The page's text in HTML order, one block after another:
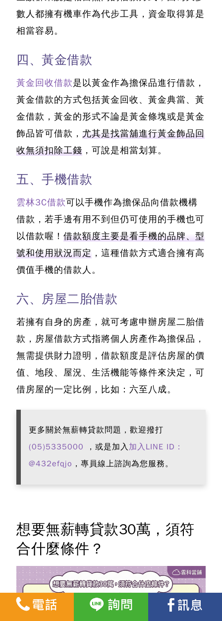
數人都擁有機車作為代步工具，資金取得算是
相當容易。
四、黃金借款
黃金回收借款是以黃金作為擔保品進行借款，
黃金借款的方式包括黃金回收、黃金典當、黃
金借款 ，黃金的形式不論是黃金條塊或是黃金
飾品皆可借款， 尤其是找當舖進行黃金飾品回
收無須扣除工錢 ，可說是相當划算。
五、手機借款
雲林3C借款可以手機作為擔保品向借款機構
借款，若手邊有用不到但仍可使用的手機也可
以借款喔！ 借款額度主要是看手機的品牌、型
號和使用狀況而定 ，這種借款方式適合擁有高
價值手機的借款人。
六、房屋二胎借款
若擁有自身的房產，就可考慮申辦房屋二胎借
款，房屋借款方式指將個人房產作為擔保品，
無需提供財力證明，借款額度是評估房屋的價
值、地段、屋況、生活機能等條件來決定 ，可
借房屋的一定比例，比如：六至八成。
更多關於無薪轉貸款問題，歡迎撥打
(05)5335000
，或是加入 加入LINE ID：
@432efqjo ，專員線上諮詢為您服務。
想要無薪轉貸款30萬，須符
合什麼條件？